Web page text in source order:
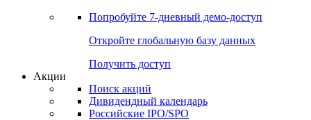
Попробуйте 7-дневный демо-доступ
Откройте глобальную базу данных
Получить доступ
Акции
Поиск акций
Дивидендный календарь
Российские IPO/SPO